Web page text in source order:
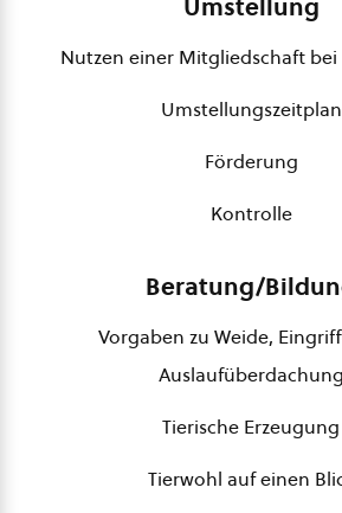
Umstellung
Nutzen einer Mitgliedschaft bei
Umstellungszeitplan
Förderung
Kontrolle
Beratung/
Vorgaben zu Weide,
Auslaufüberdachung
Tierische Erzeugung
Tierwohl auf einen